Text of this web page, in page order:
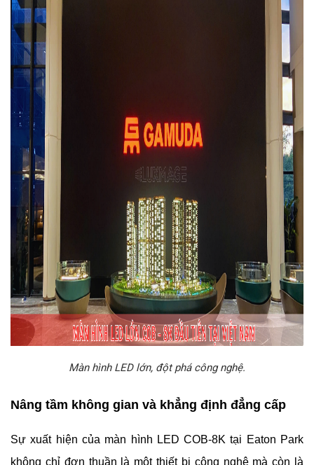
Màn hình LED lớn, đột phá công nghệ.
Nâng tầm không gian và khẳng định đẳng cấp
Sự xuất hiện của màn hình LED COB-8K tại Eaton Park
không chỉ đơn thuần là một thiết bị công nghệ mà còn là